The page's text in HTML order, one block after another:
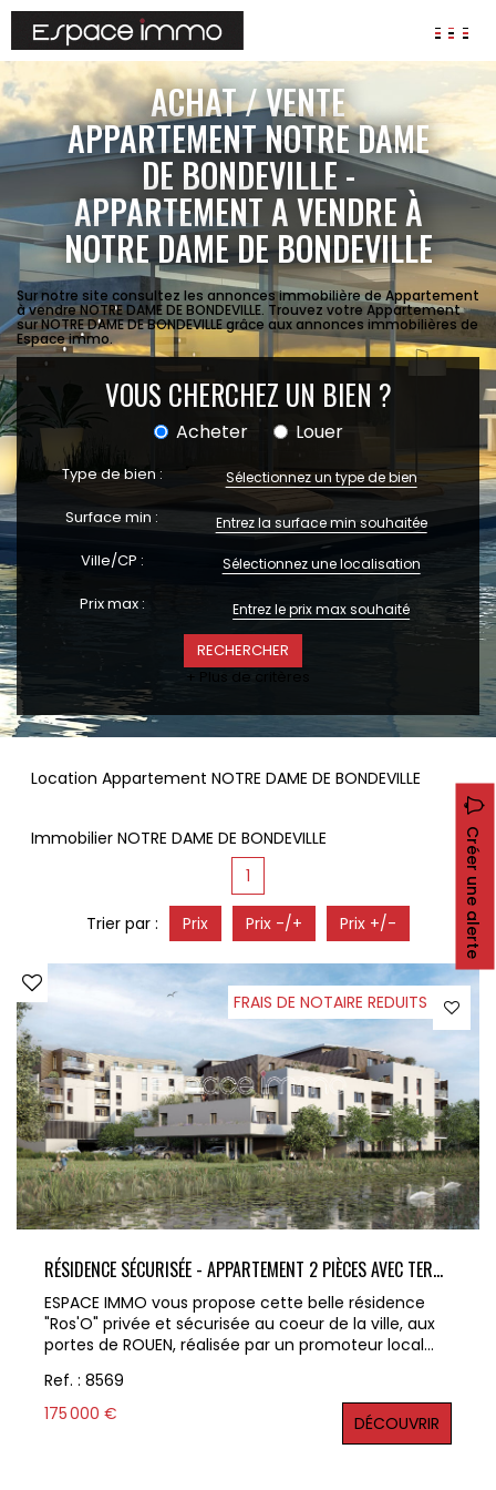
AGENCES
ANNONCES
VIAGER
IMMOBILIER D'ENTREPRISE
Locaux commerciaux
Bureaux
Fonds de commerces
FAIRE GÉRER
Gestion locative
Garantie Loyers impayés
Assurances
SYNDIC
CONTACT
Actualités
Partenaires
Le palmarès de l'entreprise
ACHAT / VENTE
APPARTEMENT NOTRE DAME
DE BONDEVILLE -
APPARTEMENT A VENDRE À
NOTRE DAME DE BONDEVILLE
Sur notre site consultez les annonces immobilière de Appartement
à vendre NOTRE DAME DE BONDEVILLE. Trouvez votre Appartement
sur NOTRE DAME DE BONDEVILLE grâce aux annonces immobilières de
Espace immo.
VOUS CHERCHEZ UN BIEN ?
Acheter Louer
Type de bien : Sélectionnez un type de bien
Surface min :
Ville/CP : Sélectionnez une localisation
Prix max :
+ Plus de critères
Location Appartement NOTRE DAME DE BONDEVILLE
Immobilier NOTRE DAME DE BONDEVILLE Créer une alerte
1
Trier par : Prix Prix -/+ Prix +/-
FRAIS DE NOTAIRE REDUITS
RÉSIDENCE SÉCURISÉE - APPARTEMENT 2 PIÈCES AVEC TERRASSE, PLACE DE STATIONNEMENT ET ASCENSEUR - NOTRE-DAME-DE-BONDEVILLE - ENTRE 45.34 M2 ET 49,5 M²
ESPACE IMMO vous propose cette belle résidence
"Ros'O" privée et sécurisée au coeur de la ville, aux
portes de ROUEN, réalisée par un promoteur local
des prestations de standing qui conviendra aussi
bien en résidence principale que pour de
ascenseur en plein centre de NOTRE-DAME-DE-
Ref. : 8569
175 000 €
DÉCOUVRIR